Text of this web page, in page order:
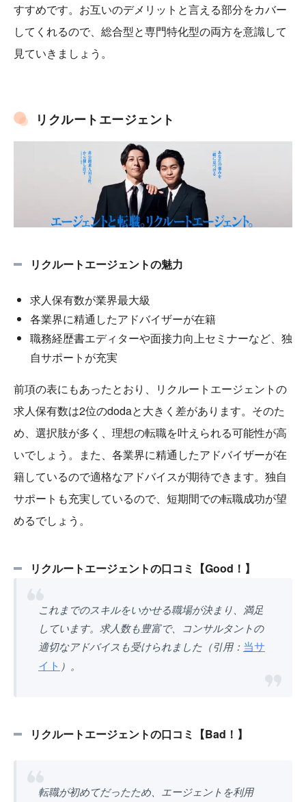
すすめです。お互いのデメリットと言える部分をカバー
してくれるので、総合型と専門特化型の両方を意識して
見ていきましょう。
リクルートエージェント
リクルートエージェントの魅力
求人保有数が業界最大級
各業界に精通したアドバイザーが在籍
職務経歴書エディターや面接力向上セミナーなど、独
自サポートが充実
前項の表にもあったとおり、リクルートエージェントの
求人保有数は2位のdodaと大きく差があります。そのた
め、選択肢が多く、理想の転職を叶えられる可能性が高
いでしょう。また、各業界に精通したアドバイザーが在
籍しているので適格なアドバイスが期待できます。独自
サポートも充実しているので、短期間での転職成功が望
めるでしょう。
リクルートエージェントの口コミ【Good！】
これまでのスキルをいかせる職場が決まり、満足
しています。求人数も豊富で、コンサルタントの
適切なアドバイスも受けられました（引用： 当サ
イト ）。
リクルートエージェントの口コミ【Bad！】
転職が初めてだったため、エージェントを利用